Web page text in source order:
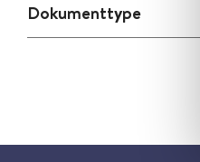
Dokumenttype